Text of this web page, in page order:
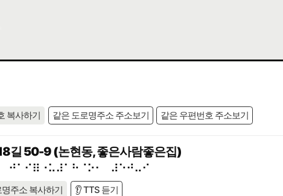
복사하기 같은 도로명주소 주소보기 같은 우편번호 주소보기
길 50-9 (논현동, 좋은사람좋은집)
주소 복사하기 👂 TTS 듣기